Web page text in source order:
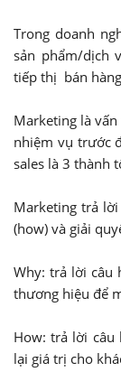
Trong doanh
sản phẩm/dịch
tiếp thị bán
Marketing là
nhiệm vụ trước
sales là 3 thành
Marketing trả
(how) và giải
Why: trả lời câu
thương hiệu để
How: trả lời câu
lại giá trị cho